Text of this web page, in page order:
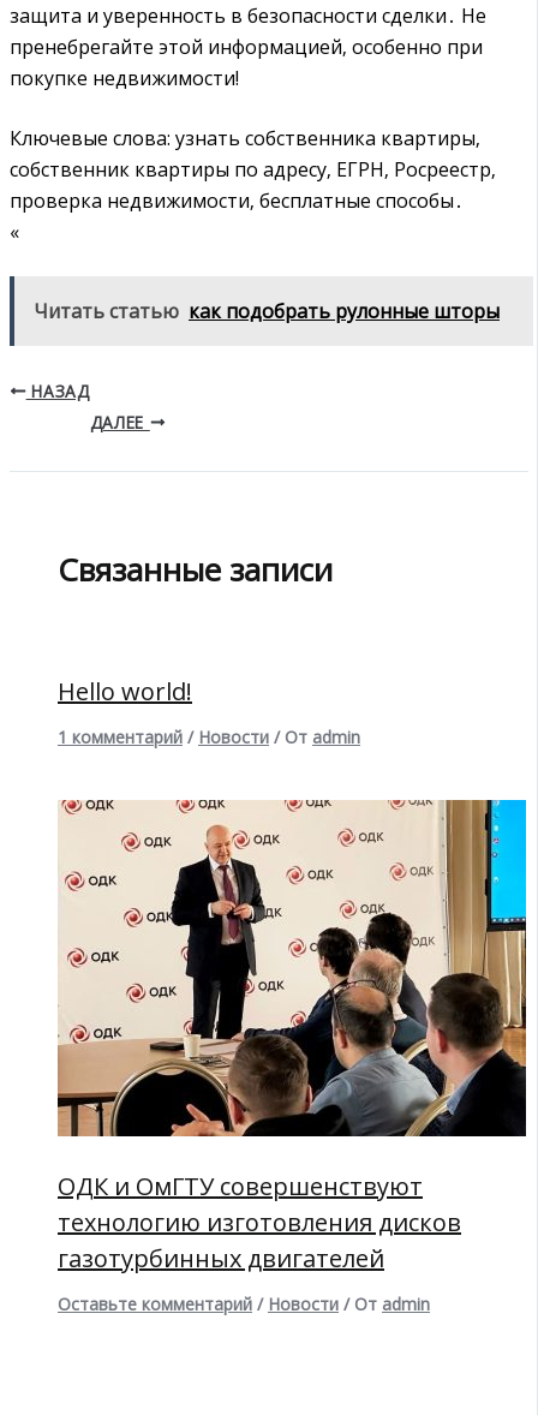
защита и уверенность в безопасности сделки․ Не
пренебрегайте этой информацией‚ особенно при
покупке недвижимости!
Ключевые слова: узнать собственника квартиры‚
собственник квартиры по адресу‚ ЕГРН‚ Росреестр‚
проверка недвижимости‚ бесплатные способы․
«
Читать статью как подобрать рулонные шторы
НАЗАД
ДАЛЕЕ
Связанные записи
Hello world!
1 комментарий / Новости / От admin
ОДК и ОмГТУ совершенствуют
технологию изготовления дисков
газотурбинных двигателей
Оставьте комментарий / Новости / От admin